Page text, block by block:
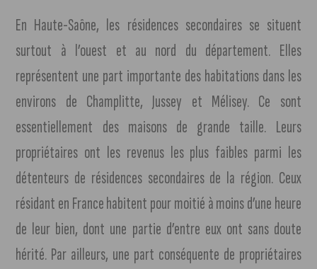
En Haute-Saône, les résidences secondaires se situent
surtout à l’ouest et au nord du département. Elles
représentent une part importante des habitations dans les
environs de Champlitte, Jussey et Mélisey. Ce sont
essentiellement des maisons de grande taille. Leurs
propriétaires ont les revenus les plus faibles parmi les
détenteurs de résidences secondaires de la région. Ceux
résidant en France habitent pour moitié à moins d’une heure
de leur bien, dont une partie d’entre eux ont sans doute
hérité. Par ailleurs, une part conséquente de propriétaires